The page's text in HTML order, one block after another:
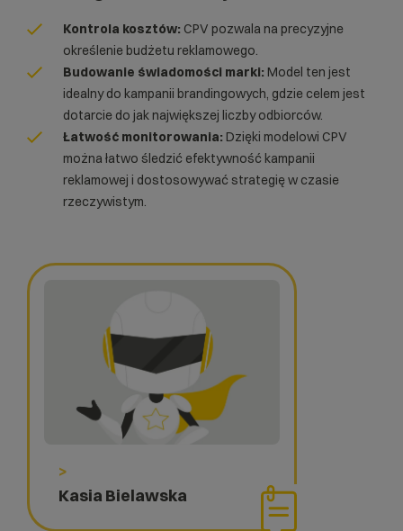
>
Kasia Bielawska
Kontrola kosztów: CPV pozwala na precyzyjne
określenie budżetu reklamowego.
Budowanie świadomości marki: Model ten jest
idealny do kampanii brandingowych, gdzie celem jest
dotarcie do jak największej liczby odbiorców.
Łatwość monitorowania: Dzięki modelowi CPV
można łatwo śledzić efektywność kampanii
reklamowej i dostosowywać strategię w czasie
rzeczywistym.